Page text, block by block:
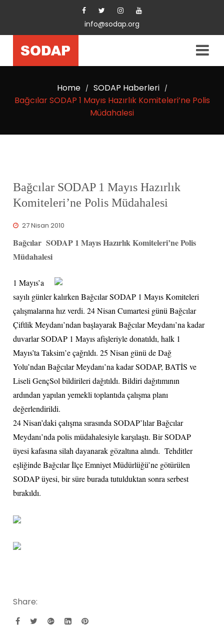
info@sodap.org
Home / SODAP Haberleri /
Bağcılar SODAP 1 Mayıs Hazırlık Komiteleri’ne Polis
Müdahalesi
Bağcılar SODAP 1 Mayıs Hazırlık
Komiteleri’ne Polis Müdahalesi
27 Nisan 2010
Bağcılar SODAP 1 Mayıs Hazırlık Komiteleri’ne Polis
Müdahalesi
1 Mayıs’a
sayılı günler kalırken Bağcılar SODAP 1 Mayıs Komiteleri
çalışmalarına hız verdi. 24 Nisan Cumartesi günü Bağcılar
Çiftlik Meydanı’ndan başlayarak Bağcılar Meydanı’na kadar
duvarlar SODAP 1 Mayıs afişleriyle donatıldı, halk 1
Mayıs’ta Taksim’e çağrıldı. 25 Nisan günü de Dağ
Yolu’ndan Bağcılar Meydanı’na kadar SODAP, BATİS ve
Liseli GençSol bildirileri dağıtıldı. Bildiri dağıtımının
ardından yapılan yemekli toplantıda çalışma planı
değerlendirildi.
24 Nisan’daki çalışma sırasında SODAP’lılar Bağcılar
Meydanı’nda polis müdahalesiyle karşılaştı. Bir SODAP
üyesi kafasına silah dayanarak gözaltına alındı. Tehditler
eşliğinde Bağcılar İlçe Emniyet Müdürlüğü’ne götürülen
SODAP üyesi, bir süre burada tutulduktan sonra serbest
bırakıldı.
Share: